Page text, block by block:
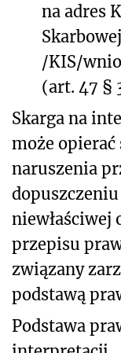
na adres
/KIS/
(art. 47 §
Skarga na
może opierać
naruszenia
dopuszczeniu
niewłaściwej
przepisu
związany
podstawą
Podstawa